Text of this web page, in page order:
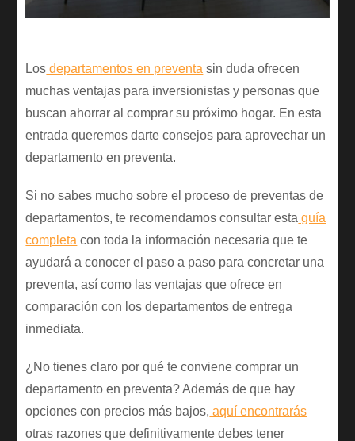
Los departamentos en preventa sin duda ofrecen
muchas ventajas para inversionistas y personas que
buscan ahorrar al comprar su próximo hogar. En esta
entrada queremos darte consejos para aprovechar un
departamento en preventa.
Si no sabes mucho sobre el proceso de preventas de
departamentos, te recomendamos consultar esta guía
completa con toda la información necesaria que te
ayudará a conocer el paso a paso para concretar una
preventa, así como las ventajas que ofrece en
comparación con los departamentos de entrega
inmediata.
¿No tienes claro por qué te conviene comprar un
departamento en preventa? Además de que hay
opciones con precios más bajos, aquí encontrarás
otras razones que definitivamente debes tener